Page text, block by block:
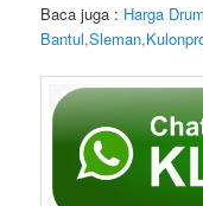
Baca juga : Harga